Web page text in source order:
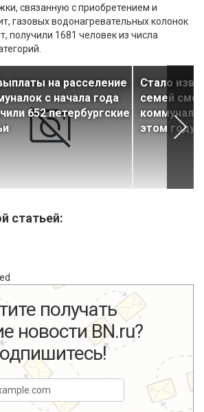
связанную с приобретением и
газовых водонагревательных колонок
получили 1681 человек из числа
на расселение
с начала года
652 петербургские
Стало
семей
этом году
статьей:
получать
новости BN.ru?